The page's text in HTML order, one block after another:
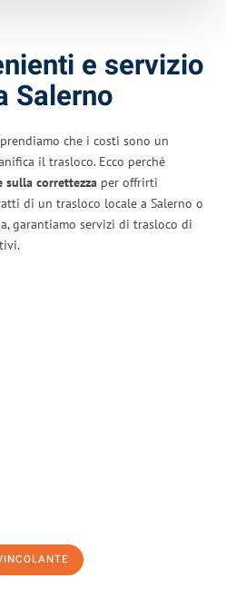
e servizio
Salerno
che i costi sono un
il trasloco. Ecco perché
sulla correttezza per offrirti
di un trasloco locale a Salerno o
garantiamo servizi di trasloco di